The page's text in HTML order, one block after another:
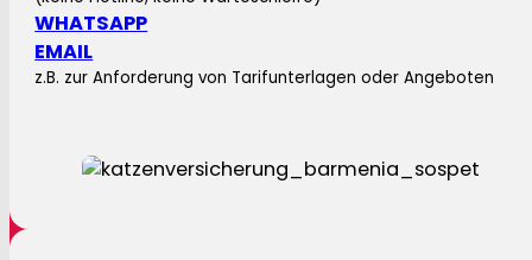
WHATSAPP
EMAIL
z.B. zur Anforderung von Tarifunterlagen oder Angeboten